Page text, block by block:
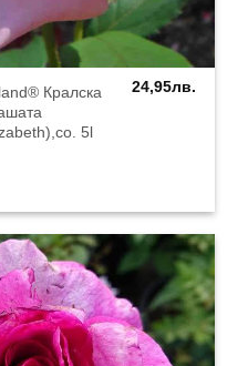
Кралска
5l
24,95лв.